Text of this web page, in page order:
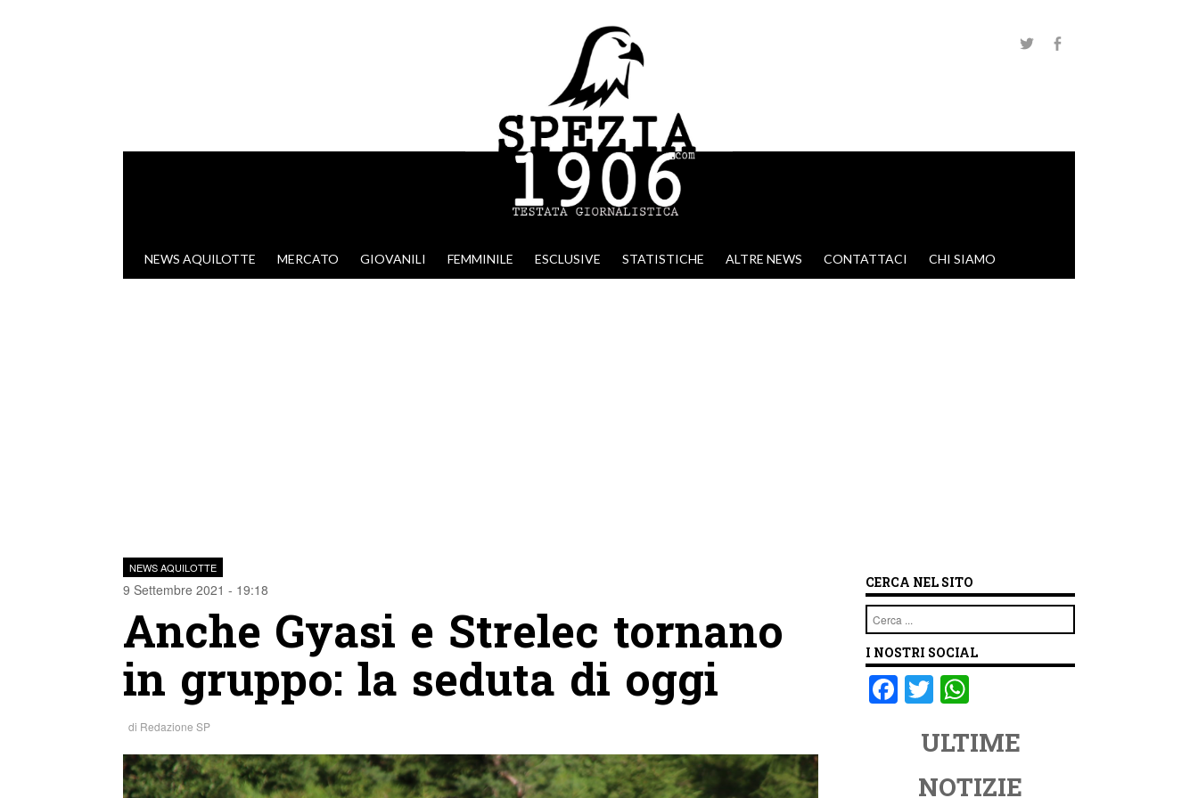
VAI AL CONTENUTO
NEWS AQUILOTTE MERCATO GIOVANILI FEMMINILE ESCLUSIVE STATISTICHE ALTRE NEWS CONTATTACI CHI SIAMO
NEWS AQUILOTTE
9 Settembre 2021 - 19:18
Anche Gyasi e Strelec tornano
in gruppo: la seduta di oggi
di Redazione SP
CERCA NEL SITO
Cerca
I NOSTRI SOCIAL
F T
tt
er
at
s
ULTIME
NOTIZIE